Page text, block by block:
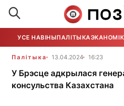
УСЕ НАВІНЫПАЛІТЫКА
Палітыка 13.04.2024 16:23
У Брэсце адкрылася
консульства Казахстана